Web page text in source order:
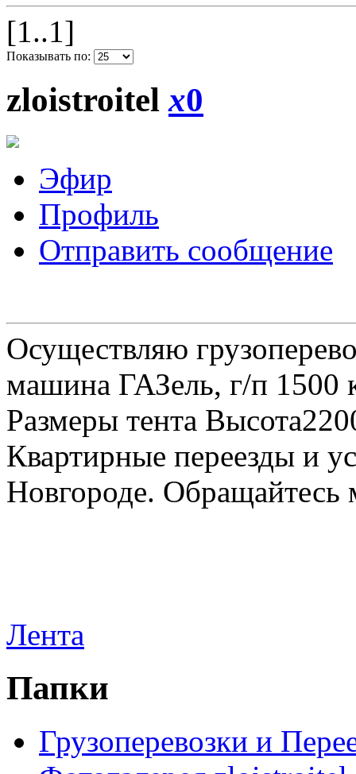
[1..1]
Показывать по:
zloistroitelx0
Эфир
Профиль
Отправить сообщение
Осуществляю
машина ГАЗель, г/п 1500
Размеры тента
Квартирные переезды и
Новгороде.
Лента
Папки
Грузоперевозки и